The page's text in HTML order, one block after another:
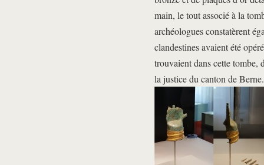
main, le tout associé à la
archéologues constatèrent
clandestines avaient été
trouvaient dans cette tombe,
la justice du canton de Berne.